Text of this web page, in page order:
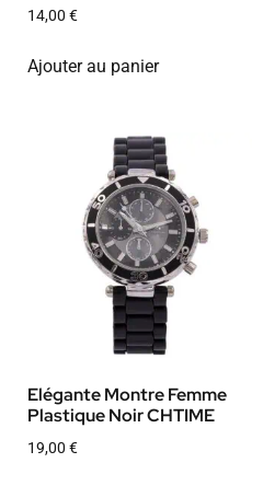
14,00 €
Ajouter au panier
Elégante Montre Femme
Plastique Noir CHTIME
19,00 €